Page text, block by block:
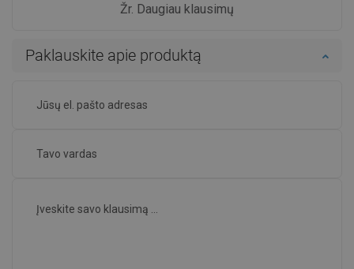
Žr. Daugiau klausimų
Paklauskite apie produktą